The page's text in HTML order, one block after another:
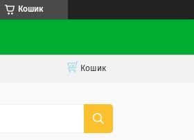
Кошик
Кошик